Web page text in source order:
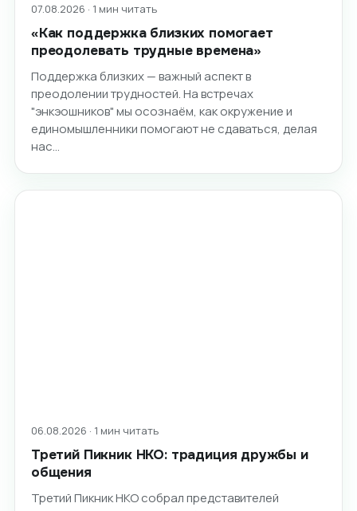
07.08.2026 · 1 мин читать
«Как поддержка близких помогает
преодолевать трудные времена»
Поддержка близких — важный аспект в
преодолении трудностей. На встречах
"энкэошников" мы осознаём, как окружение и
единомышленники помогают не сдаваться, делая
нас…
06.08.2026 · 1 мин читать
Третий Пикник НКО: традиция дружбы и
общения
Третий Пикник НКО собрал представителей